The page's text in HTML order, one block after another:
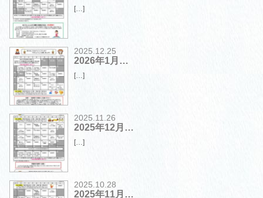
[…]
2025.12.25
2026年1月…
[…]
2025.11.26
2025年12月…
[…]
2025.10.28
2025年11月…